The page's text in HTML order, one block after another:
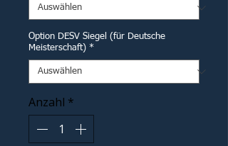
Option DESV Siegel (für Deutsche
Meisterschaft) *
Anzahl *